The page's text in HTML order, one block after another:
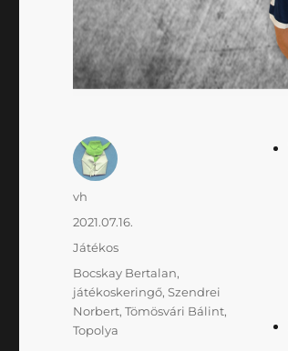
Szerző
vh
Közzétéve
2021.07.16.
Kategória
Játékos
Címke
Bocskay Bertalan,
játékoskeringő,Szendrei
Norbert,Tömösvári Bálint,
Topolya